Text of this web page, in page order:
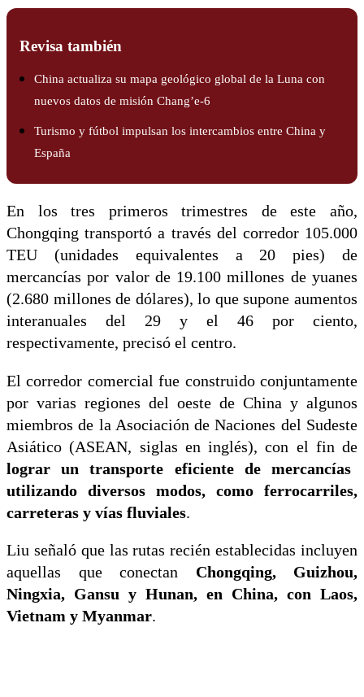
Revisa también
China actualiza su mapa geológico global de la Luna con
nuevos datos de misión Chang’e-6
Turismo y fútbol impulsan los intercambios entre China y
España
En los tres primeros trimestres de este año,
Chongqing transportó a través del corredor 105.000
TEU (unidades equivalentes a 20 pies) de
mercancías por valor de 19.100 millones de yuanes
(2.680 millones de dólares), lo que supone aumentos
interanuales del 29 y el 46 por ciento,
respectivamente, precisó el centro.
El corredor comercial fue construido conjuntamente
por varias regiones del oeste de China y algunos
miembros de la Asociación de Naciones del Sudeste
Asiático (ASEAN, siglas en inglés), con el fin de
lograr un transporte eficiente de mercancías
utilizando diversos modos, como ferrocarriles,
carreteras y vías fluviales.
Liu señaló que las rutas recién establecidas incluyen
aquellas que conectan Chongqing, Guizhou,
Ningxia, Gansu y Hunan, en China, con Laos,
Vietnam y Myanmar.